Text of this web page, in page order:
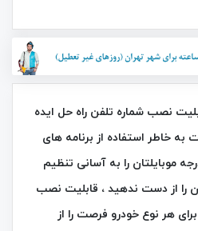
نصب شماره تلفن راه‌ حل ایده‌
به خاطر استفاده از برنامه های
، با چرخش 360 درجه موبایلتان را به آسانی تنظیم
را از دست ندهید ، قابلیت نصب
هر نوع خودرو فرصت را از